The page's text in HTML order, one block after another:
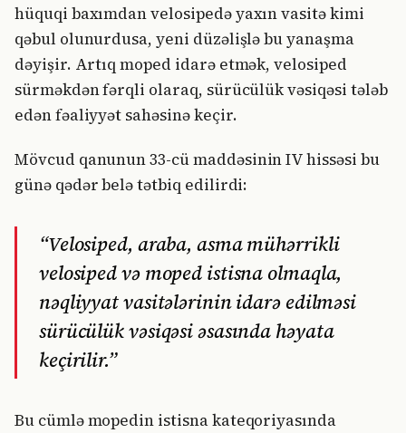
hüquqi baxımdan velosipedə yaxın vasitə kimi
qəbul olunurdusa, yeni düzəlişlə bu yanaşma
dəyişir. Artıq moped idarə etmək, velosiped
sürməkdən fərqli olaraq, sürücülük vəsiqəsi tələb
edən fəaliyyət sahəsinə keçir.
Mövcud qanunun 33-cü maddəsinin IV hissəsi bu
günə qədər belə tətbiq edilirdi:
“Velosiped, araba, asma mühərrikli
velosiped və moped istisna olmaqla,
nəqliyyat vasitələrinin idarə edilməsi
sürücülük vəsiqəsi əsasında həyata
keçirilir.”
Bu cümlə mopedin istisna kateqoriyasında